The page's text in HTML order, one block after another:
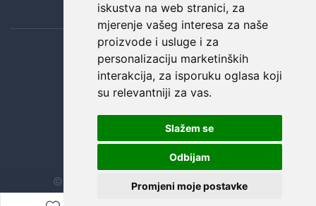
iskustva na web stranici, za
mjerenje vašeg interesa za naše
proizvode i usluge i za
personalizaciju marketinških
interakcija, za isporuku oglasa koji
su relevantniji za vas.
Slažem se
Odbijam
Promjeni moje postavke
© Sva prava zadržana. Dopi grupa d.o.o.